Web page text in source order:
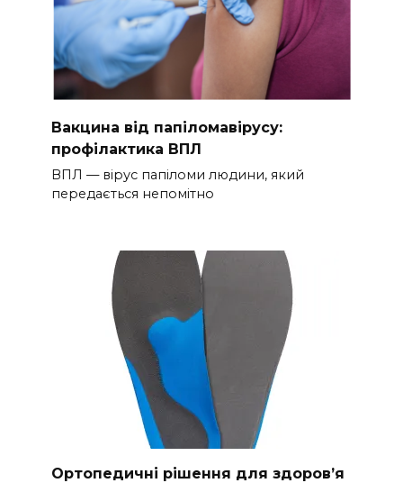
Вакцина від папіломавірусу:
профілактика ВПЛ
ВПЛ — вірус папіломи людини, який
передається непомітно
Ортопедичні рішення для здоров’я